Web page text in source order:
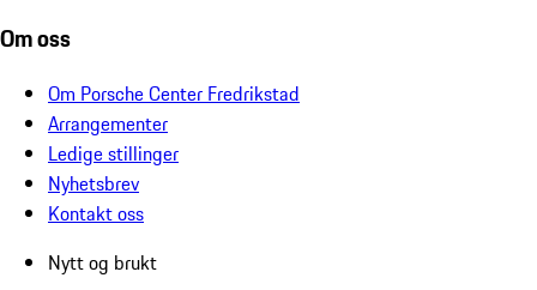
Om oss
Om Porsche Center Fredrikstad
Arrangementer
Ledige stillinger
Nyhetsbrev
Kontakt oss
Nytt og brukt